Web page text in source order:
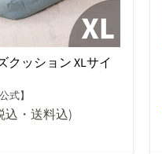
クッション XLサイ
式】
込・送料込)